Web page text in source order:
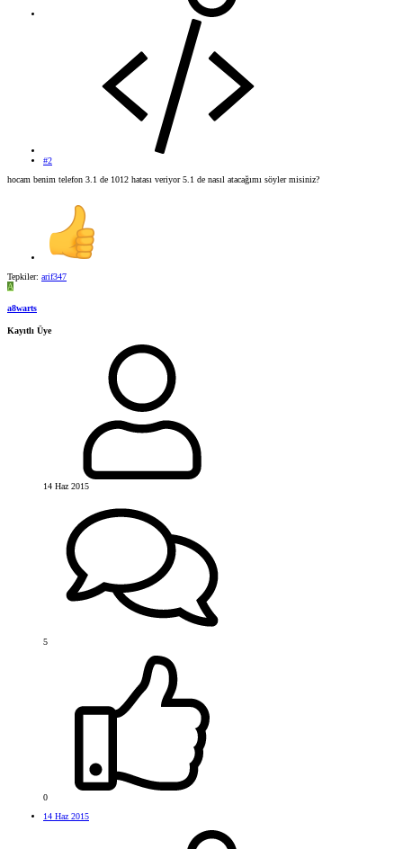
#2
hocam benim telefon 3.1 de 1012 hatası veriyor 5.1 de nasıl atacağımı söyler misiniz?
Tepkiler: arif347
A
a8warts
Kayıtlı Üye
14 Haz 2015
5
0
14 Haz 2015